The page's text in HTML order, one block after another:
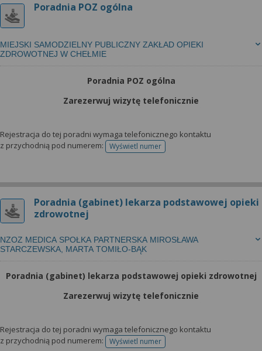
Poradnia POZ ogólna
MIEJSKI SAMODZIELNY PUBLICZNY ZAKŁAD OPIEKI
ZDROWOTNEJ W CHEŁMIE
Poradnia POZ ogólna
Zarezerwuj wizytę telefonicznie
Rejestracja do tej poradni wymaga telefonicznego kontaktu
z przychodnią pod numerem:
Wyświetl numertelefonu do rejestracji
Poradnia (gabinet) lekarza podstawowej opieki
zdrowotnej
NZOZ MEDICA SPOŁKA PARTNERSKA MIROSŁAWA
STARCZEWSKA, MARTA TOMIŁO-BĄK
Poradnia (gabinet) lekarza podstawowej opieki zdrowotnej
Zarezerwuj wizytę telefonicznie
Rejestracja do tej poradni wymaga telefonicznego kontaktu
z przychodnią pod numerem:
Wyświetl numertelefonu do rejestracji